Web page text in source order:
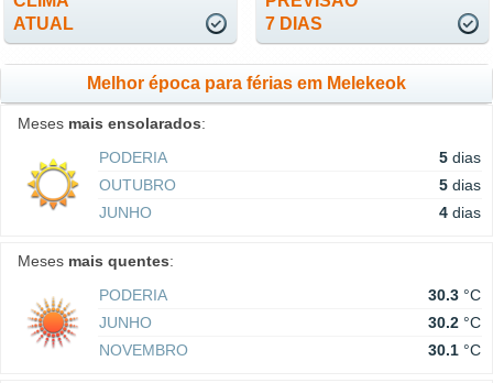
ATUAL
7 DIAS
Melhor época para férias em Melekeok
Meses mais ensolarados:
PODERIA
5 dias
OUTUBRO
5 dias
JUNHO
4 dias
Meses mais quentes:
PODERIA
30.3 °C
JUNHO
30.2 °C
NOVEMBRO
30.1 °C